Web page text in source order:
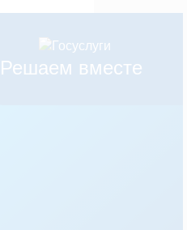
Решаем вместе